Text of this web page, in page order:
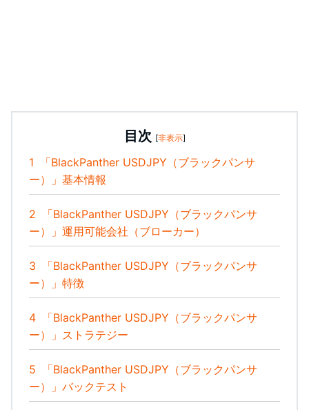
目次 [非表示]
1
「BlackPanther USDJPY（ブラックパンサ
ー）」基本情報
2
「BlackPanther USDJPY（ブラックパンサ
ー）」運用可能会社（ブローカー）
3
「BlackPanther USDJPY（ブラックパンサ
ー）」特徴
4
「BlackPanther USDJPY（ブラックパンサ
ー）」ストラテジー
5
「BlackPanther USDJPY（ブラックパンサ
ー）」バックテスト